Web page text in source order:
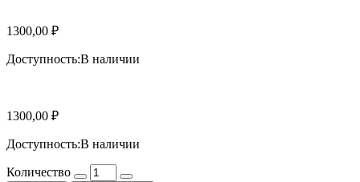
1300,00 ₽
Доступность:В наличии
1300,00 ₽
Доступность:В наличии
Количество